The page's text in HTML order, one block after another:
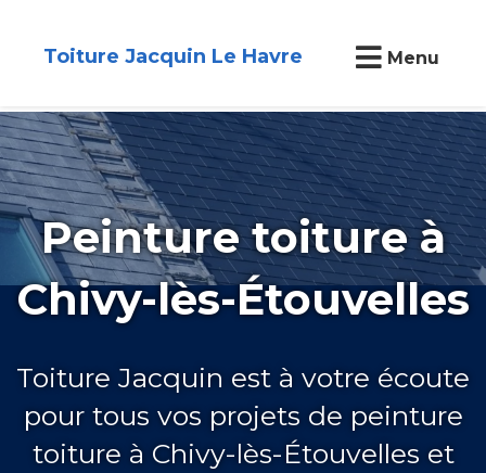
Toiture Jacquin Le Havre Menu
Peinture toiture à
Chivy-lès-Étouvelles
Toiture Jacquin est à votre écoute
pour tous vos projets de peinture
toiture à Chivy-lès-Étouvelles et